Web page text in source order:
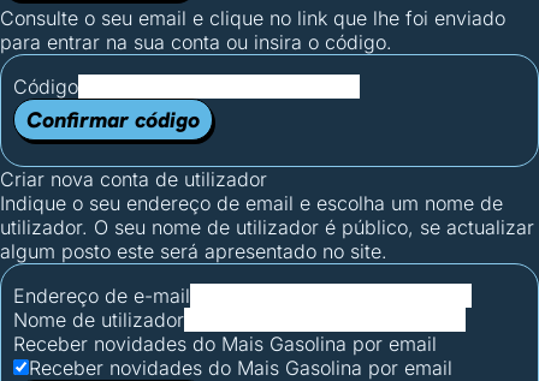
Consulte o seu email e clique no link que lhe foi enviado
para entrar na sua conta ou insira o código.
Código
Confirmar código
Criar nova conta de utilizador
Indique o seu endereço de email e escolha um nome de
utilizador. O seu nome de utilizador é público, se actualizar
algum posto este será apresentado no site.
Endereço de e-mail
Nome de utilizador
Receber novidades do Mais Gasolina por email
Receber novidades do Mais Gasolina por email